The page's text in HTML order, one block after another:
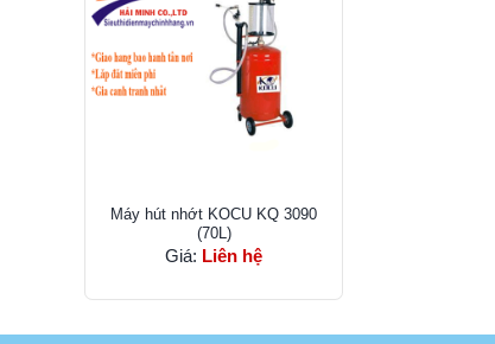
Máy hút nhớt KOCU KQ 3090
(70L)
Giá: Liên hệ